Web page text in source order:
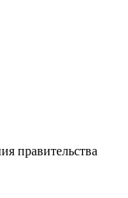
правительства